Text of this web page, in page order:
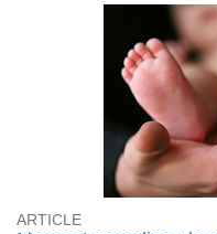
ARTICLE